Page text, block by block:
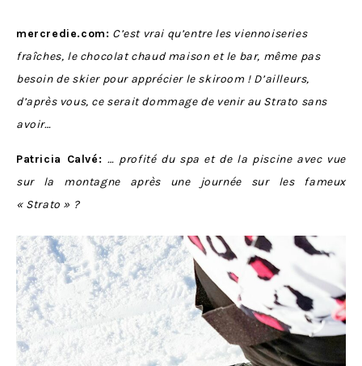
mercredie.com: C’est vrai qu’entre les viennoiseries
fraîches, le chocolat chaud maison et le bar, même pas
besoin de skier pour apprécier le skiroom ! D’ailleurs,
d’après vous, ce serait dommage de venir au Strato sans
avoir…
Patricia Calvé: … profité du spa et de la piscine avec vue
sur la montagne après une journée sur les fameux
« Strato » ?